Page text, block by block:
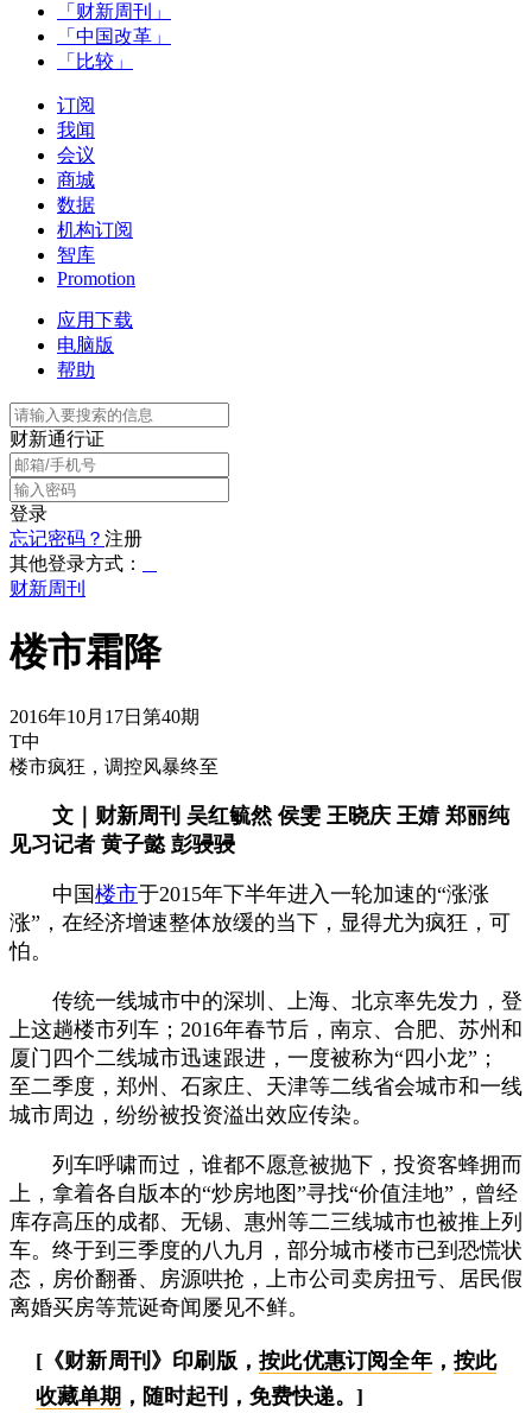
「财新周刊」
「中国改革」
「比较」
订阅
我闻
会议
商城
数据
机构订阅
智库
Promotion
应用下载
电脑版
帮助
财新通行证
登录
忘记密码？ 注册
其他登录方式：
财新周刊
楼市霜降
2016年10月17日第40期
T中
楼市疯狂，调控风暴终至
文｜财新周刊 吴红毓然 侯雯 王晓庆 王婧 郑丽纯
见习记者 黄子懿 彭骎骎
中国楼市于2015年下半年进入一轮加速的“涨涨
涨”，在经济增速整体放缓的当下，显得尤为疯狂，可
怕。
传统一线城市中的深圳、上海、北京率先发力，登
上这趟楼市列车；2016年春节后，南京、合肥、苏州和
厦门四个二线城市迅速跟进，一度被称为“四小龙”；
至二季度，郑州、石家庄、天津等二线省会城市和一线
城市周边，纷纷被投资溢出效应传染。
列车呼啸而过，谁都不愿意被抛下，投资客蜂拥而
上，拿着各自版本的“炒房地图”寻找“价值洼地”，曾经
库存高压的成都、无锡、惠州等二三线城市也被推上列
车。终于到三季度的八九月，部分城市楼市已到恐慌状
态，房价翻番、房源哄抢，上市公司卖房扭亏、居民假
离婚买房等荒诞奇闻屡见不鲜。
[《财新周刊》印刷版，按此优惠订阅全年，按此
收藏单期 ，随时起刊，免费快递。]